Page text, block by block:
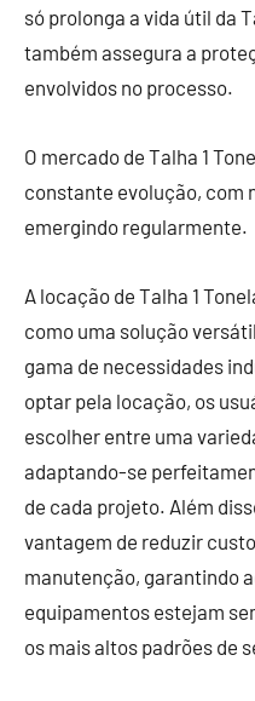
só prolonga a vida útil da
também assegura a
envolvidos no processo.
O mercado de Talha 1
constante evolução, com
emergindo regularmente.
A locação de Talha 1
como uma solução
gama de necessidades
optar pela locação, os
escolher entre uma
adaptando-se
de cada projeto. Além
vantagem de reduzir
manutenção, garantindo
equipamentos estejam
os mais altos padrões de